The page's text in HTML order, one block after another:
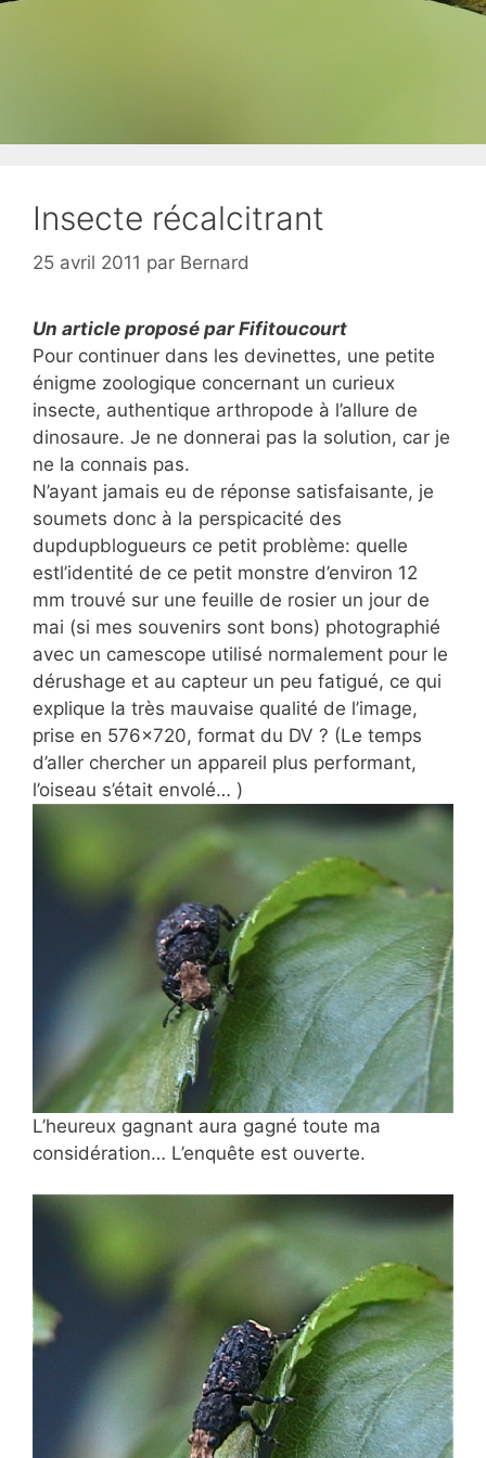
Insecte récalcitrant
25 avril 2011 par Bernard
Un article proposé par Fifitoucourt
Pour continuer dans les devinettes, une petite
énigme zoologique concernant un curieux
insecte, authentique arthropode à l’allure de
dinosaure. Je ne donnerai pas la solution, car je
ne la connais pas.
N’ayant jamais eu de réponse satisfaisante, je
soumets donc à la perspicacité des
dupdupblogueurs ce petit problème: quelle
estl’identité de ce petit monstre d’environ 12
mm trouvé sur une feuille de rosier un jour de
mai (si mes souvenirs sont bons) photographié
avec un camescope utilisé normalement pour le
dérushage et au capteur un peu fatigué, ce qui
explique la très mauvaise qualité de l’image,
prise en 576×720, format du DV ? (Le temps
d’aller chercher un appareil plus performant,
l’oiseau s’était envolé… )
L’heureux gagnant aura gagné toute ma
considération… L’enquête est ouverte.